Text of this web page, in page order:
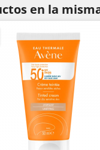
en la